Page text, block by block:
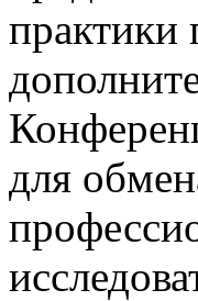
практики
для